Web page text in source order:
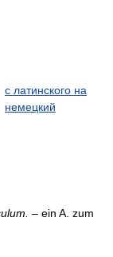
с латинского на
немецкий
– ein A. zum